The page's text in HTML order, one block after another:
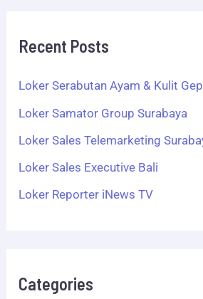
Recent Posts
Loker Serabutan Ayam & Kulit
Loker Samator Group Surabaya
Loker Sales Telemarketing
Loker Sales Executive Bali
Loker Reporter iNews TV
Categories